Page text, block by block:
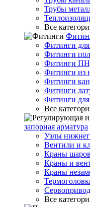
Трубы
Все
Фитинги для
Фитинги
Фитинги
Фитинги из
Фитинги
Фитинги
Фитинги для
Все
запорная арматура
Узлы
Вентили и
Краны
Краны и
Краны
Все